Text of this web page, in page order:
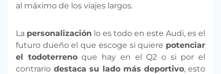
al máximo de los viajes largos.
La personalización lo es todo en este Audi, es el
futuro dueño el que escoge si quiere potenciar
el todoterrenoque hay en el Q2 o si por el
contrario destaca su lado más deportivo, esto